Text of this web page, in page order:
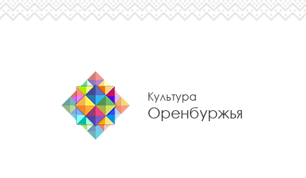
Культура
Оренбуржья